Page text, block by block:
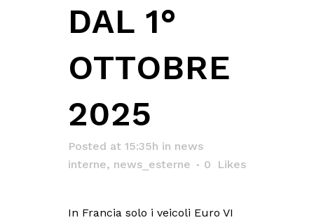
DAL 1°
OTTOBRE
2025
Posted at 15:35h in news
interne, news_esterne 0 Likes
In Francia solo i veicoli Euro VI